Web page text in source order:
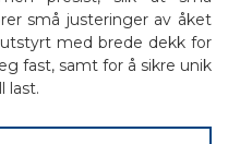
små justeringer av åket
med brede dekk for
fast, samt for å sikre unik
last.